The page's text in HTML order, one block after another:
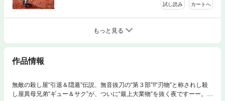
試し読み カートへ
もっと見る
作品情報
無敵の殺し屋“引退＆隠遁”伝説、無音抜刀の“第３部”!!“刃物”と称されし殺
し屋異母兄弟“ギュー＆サク”が、ついに“最上大業物”を抜く夜ですーー。フ